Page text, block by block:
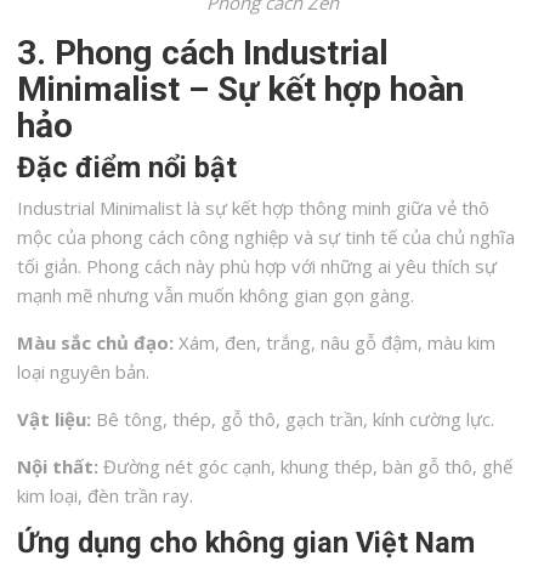
3. Phong cách Industrial
Minimalist – Sự kết hợp hoàn
hảo
Đặc điểm nổi bật
Industrial Minimalist là sự kết hợp thông minh giữa vẻ thô
mộc của phong cách công nghiệp và sự tinh tế của chủ nghĩa
tối giản. Phong cách này phù hợp với những ai yêu thích sự
mạnh mẽ nhưng vẫn muốn không gian gọn gàng.
Màu sắc chủ đạo: Xám, đen, trắng, nâu gỗ đậm, màu kim
loại nguyên bản.
Vật liệu: Bê tông, thép, gỗ thô, gạch trần, kính cường lực.
Nội thất: Đường nét góc cạnh, khung thép, bàn gỗ thô, ghế
kim loại, đèn trần ray.
Ứng dụng cho không gian Việt Nam